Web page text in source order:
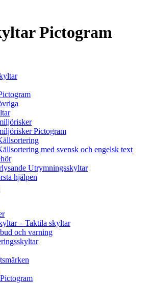
Pictogram
Pictogram
med svensk och engelsk text
Utrymningsskyltar
hjälpen
– Taktila skyltar
och varning